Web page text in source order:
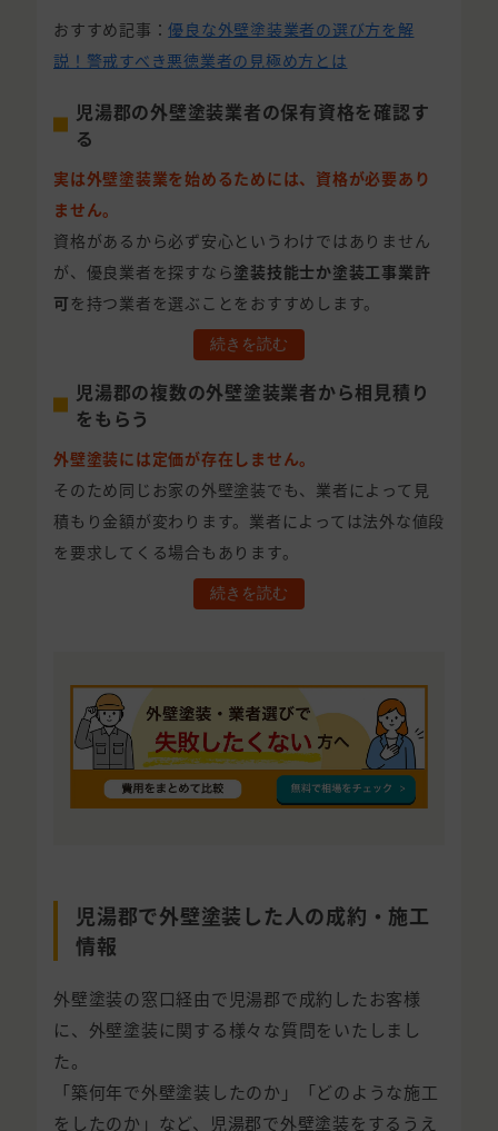
おすすめ記事：優良な外壁塗装業者の選び方を解
説！警戒すべき悪徳業者の見極め方とは
児湯郡の外壁塗装業者の保有資格を確認す
る
実は外壁塗装業を始めるためには、資格が必要あり
ません。
資格があるから必ず安心というわけではありません
が、優良業者を探すなら塗装技能士か塗装工事業許
可 を持つ業者を選ぶことをおすすめします。
続きを読む
児湯郡の複数の外壁塗装業者から相見積り
をもらう
外壁塗装には定価が存在しません。
そのため同じお家の外壁塗装でも、業者によって見
積もり金額が変わります。業者によっては法外な値段
を要求してくる場合もあります。
続きを読む
児湯郡で外壁塗装した人の成約・施工
情報
外壁塗装の窓口経由で児湯郡で成約したお客様
に、外壁塗装に関する様々な質問をいたしまし
た。
「築何年で外壁塗装したのか」「どのような施工
をしたのか」など、児湯郡で外壁塗装をするうえ